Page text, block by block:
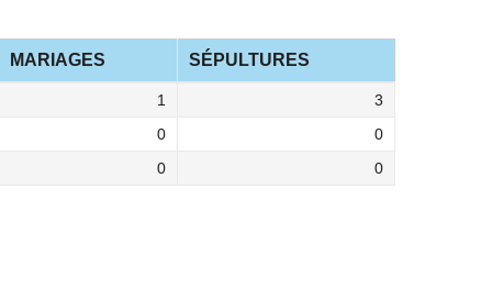
MARIAGES SÉPULTURES
1
3
0
0
0
0